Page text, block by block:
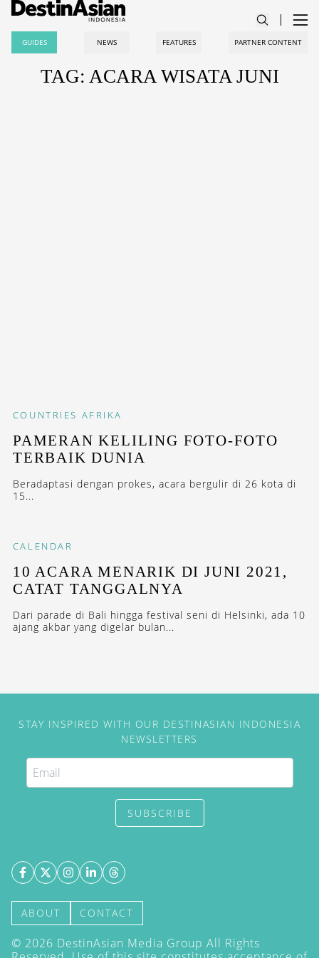
GUIDES NEWS FEATURES PARTNER CONTENT
TAG: ACARA WISATA JUNI
COUNTRIES AFRIKA
PAMERAN KELILING FOTO-FOTO
TERBAIK DUNIA
Beradaptasi dengan prokes, acara bergulir di 26 kota di
15...
CALENDAR
10 ACARA MENARIK DI JUNI 2021,
CATAT TANGGALNYA
Dari parade di Bali hingga festival seni di Helsinki, ada 10
ajang akbar yang digelar bulan...
STAY INSPIRED WITH OUR DESTINASIAN INDONESIA
NEWSLETTERS
SUBSCRIBE
ABOUT CONTACT
© 2026 DestinAsian Media Group All Rights